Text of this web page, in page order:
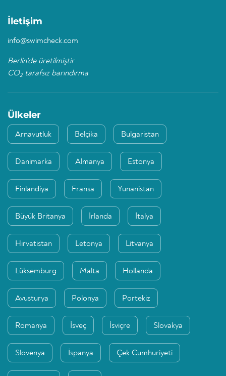
İletişim
info@swimcheck.com
Berlin'de üretilmiştir
CO2tarafsız barındırma
Ülkeler
Arnavutluk Belçika Bulgaristan
Danimarka Almanya Estonya
Finlandiya Fransa Yunanistan
Büyük Britanya İrlanda İtalya
Hırvatistan Letonya Litvanya
Lüksemburg Malta Hollanda
Avusturya Polonya Portekiz
Romanya İsveç İsviçre Slovakya
Slovenya İspanya Çek Cumhuriyeti